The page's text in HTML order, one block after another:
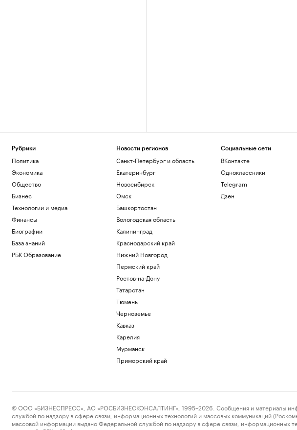
Рубрики
Политика
Экономика
Общество
Бизнес
Технологии и медиа
Финансы
Биографии
База знаний
РБК Образование
Новости регионов
Санкт-Петербург и область
Екатеринбург
Новосибирск
Омск
Башкортостан
Вологодская область
Калининград
Краснодарский край
Нижний Новгород
Пермский край
Ростов-на-Дону
Татарстан
Тюмень
Черноземье
Кавказ
Карелия
Мурманск
Приморский край
Социальные сети
ВКонтакте
Одноклассники
Telegram
Дзен
© ООО «БИЗНЕСПРЕСС», АО «РОСБИЗНЕСКОНСАЛТИНГ», 1995–2026. Сообщения и материалы
службой по надзору в сфере связи, информационных технологий и массовых коммуникаций
массовой информации выдано Федеральной службой по надзору в сфере связи,